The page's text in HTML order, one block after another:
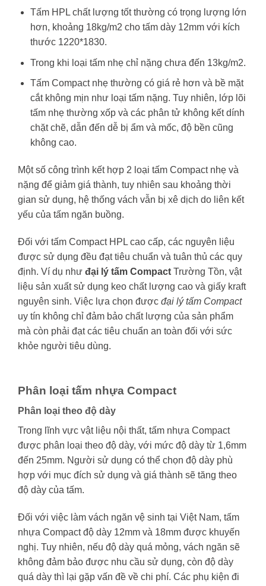
Tấm HPL chất lượng tốt thường có trọng lượng lớn
hơn, khoảng 18kg/m2 cho tấm dày 12mm với kích
thước 1220*1830.
Trong khi loại tấm nhẹ chỉ nặng chưa đến 13kg/m2.
Tấm Compact nhẹ thường có giá rẻ hơn và bề mặt
cắt không mịn như loại tấm nặng. Tuy nhiên, lớp lõi
tấm nhẹ thường xốp và các phân tử không kết dính
chặt chẽ, dẫn đến dễ bị ẩm và mốc, độ bền cũng
không cao.
Một số công trình kết hợp 2 loại tấm Compact nhẹ và
nặng để giảm giá thành, tuy nhiên sau khoảng thời
gian sử dụng, hệ thống vách vẫn bị xê dịch do liên kết
yếu của tấm ngăn buồng.
Đối với tấm Compact HPL cao cấp, các nguyên liệu
được sử dụng đều đạt tiêu chuẩn và tuân thủ các quy
định. Ví dụ như đại lý tấm Compact Trường Tồn, vật
liệu sản xuất sử dụng keo chất lượng cao và giấy kraft
nguyên sinh. Việc lựa chọn được đại lý tấm Compact
uy tín không chỉ đảm bảo chất lượng của sản phẩm
mà còn phải đạt các tiêu chuẩn an toàn đối với sức
khỏe người tiêu dùng.
Phân loại tấm nhựa Compact
Phân loại theo độ dày
Trong lĩnh vực vật liệu nội thất, tấm nhựa Compact
được phân loại theo độ dày, với mức độ dày từ 1,6mm
đến 25mm. Người sử dụng có thể chọn độ dày phù
hợp với mục đích sử dụng và giá thành sẽ tăng theo
độ dày của tấm.
Đối với việc làm vách ngăn vệ sinh tại Việt Nam, tấm
nhựa Compact độ dày 12mm và 18mm được khuyến
nghị. Tuy nhiên, nếu độ dày quá mỏng, vách ngăn sẽ
không đảm bảo được nhu cầu sử dụng, còn độ dày
quá dày thì lại gặp vấn đề về chi phí. Các phụ kiện đi